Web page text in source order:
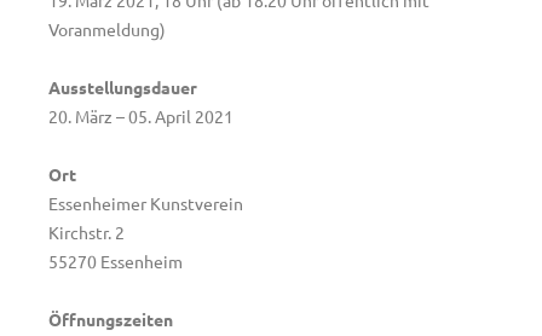
Voranmeldung)
Ausstellungsdauer
20. März – 05. April 2021
Ort
Essenheimer Kunstverein
Kirchstr. 2
55270 Essenheim
Öffnungszeiten